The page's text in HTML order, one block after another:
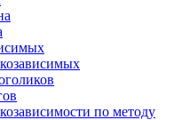
по методу